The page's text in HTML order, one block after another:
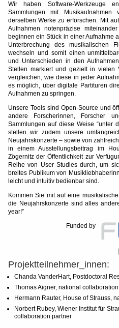
Wir haben Software-Werkzeuge
Sammlungen mit Musikaufnahmen
derselben Werke zu erforschen. Mit
Aufnahmen notenpräzise
beginnen ein Stück in einer Aufnahme
Unterbrechung des musikalischen
wechseln und somit einen
und Unterschieden in den
Stellen markiert und gezielt in vielen
vergleichen, wie diese in jeder
es möglich, über digitale Partituren
Aufnahmen zu springen.
Unsere Tools sind Open-Source und
andere Forscherinnen, Forscher
Sammlungen auf diese Weise “unter
stellen wir zudem unsere
Neujahrskonzerte – sowie von
in einem Ausstellungsbeitrag im
Zögernitz der Öffentlichkeit zur
Reihe von User Studies durch, um
breites Publikum von
leicht und intuitiv bedienbar sind.
Kommen Sie mit auf eine
die Neujahrskonzerte sind alles
year!”
Funded by
Projektteilnehmer_innen:
Chanda VanderHart, Postdoctoral
Thomas Aigner, national
Hermann Rauter, House of Strauss,
Norbert Rubey, Wiener Institut für
collaboration partner